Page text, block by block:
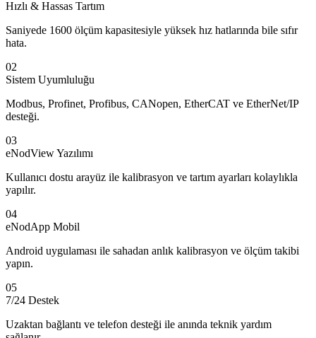
Hızlı & Hassas Tartım
Saniyede 1600 ölçüm kapasitesiyle yüksek hız hatlarında bile sıfır
hata.
02
Sistem Uyumluluğu
Modbus, Profinet, Profibus, CANopen, EtherCAT ve EtherNet/IP
desteği.
03
eNodView Yazılımı
Kullanıcı dostu arayüz ile kalibrasyon ve tartım ayarları kolaylıkla
yapılır.
04
eNodApp Mobil
Android uygulaması ile sahadan anlık kalibrasyon ve ölçüm takibi
yapın.
05
7/24 Destek
Uzaktan bağlantı ve telefon desteği ile anında teknik yardım